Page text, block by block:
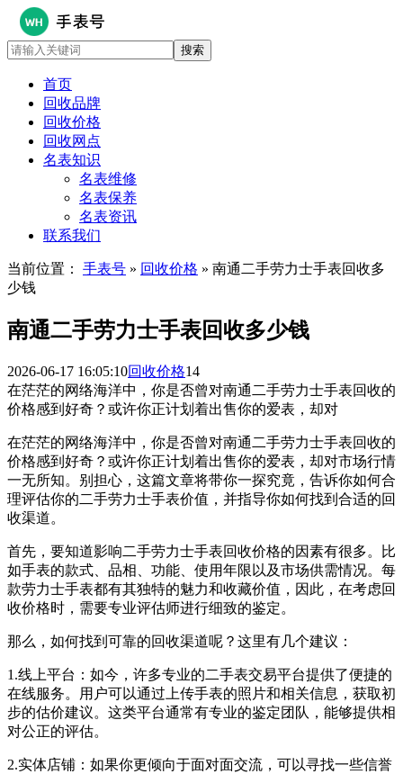
首页
回收品牌
回收价格
回收网点
名表知识
名表维修
名表保养
名表资讯
联系我们
当前位置： 手表号 » 回收价格 » 南通二手劳力士手表回收多
少钱
南通二手劳力士手表回收多少钱
2026-06-17 16:05:10回收价格14
在茫茫的网络海洋中，你是否曾对南通二手劳力士手表回收的
价格感到好奇？或许你正计划着出售你的爱表，却对
在茫茫的网络海洋中，你是否曾对南通二手劳力士手表回收的
价格感到好奇？或许你正计划着出售你的爱表，却对市场行情
一无所知。别担心，这篇文章将带你一探究竟，告诉你如何合
理评估你的二手劳力士手表价值，并指导你如何找到合适的回
收渠道。
首先，要知道影响二手劳力士手表回收价格的因素有很多。比
如手表的款式、品相、功能、使用年限以及市场供需情况。每
款劳力士手表都有其独特的魅力和收藏价值，因此，在考虑回
收价格时，需要专业评估师进行细致的鉴定。
那么，如何找到可靠的回收渠道呢？这里有几个建议：
1.线上平台：如今，许多专业的二手表交易平台提供了便捷的
在线服务。用户可以通过上传手表的照片和相关信息，获取初
步的估价建议。这类平台通常有专业的鉴定团队，能够提供相
对公正的评估。
2.实体店铺：如果你更倾向于面对面交流，可以寻找一些信誉